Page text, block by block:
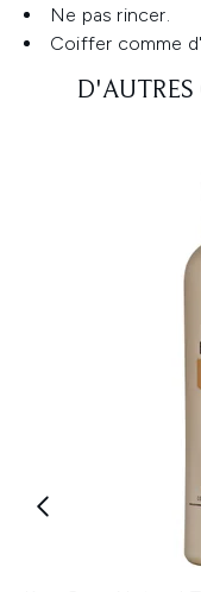
Ne pas rincer.
Coiffer comme